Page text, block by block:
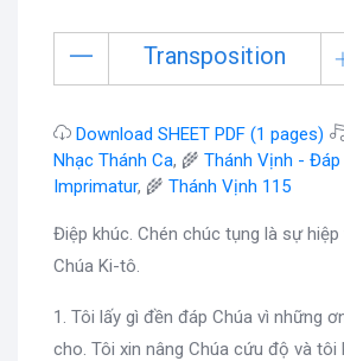
Transposition
Download SHEET PDF (1 pages)
Nhạc Thánh Ca, 🌾 Thánh Vịnh - Đáp
Imprimatur, 🌾 Thánh Vịnh 115
Điệp khúc. Chén chúc tụng là sự
Chúa Ki-tô.
1. Tôi lấy gì đền đáp Chúa vì những
cho. Tôi xin nâng Chúa cứu độ và tôi